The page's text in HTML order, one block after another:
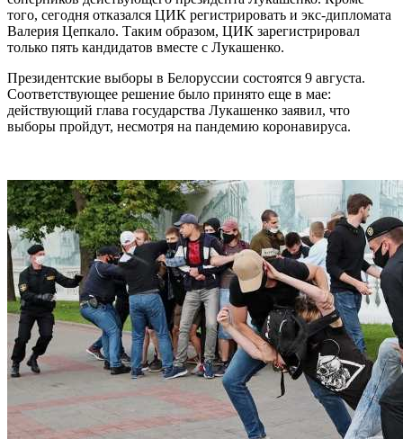
того, сегодня отказался ЦИК регистрировать и экс-дипломата
Валерия Цепкало. Таким образом, ЦИК зарегистрировал
только пять кандидатов вместе с Лукашенко.
Президентские выборы в Белоруссии состоятся 9 августа.
Соответствующее решение было принято еще в мае:
действующий глава государства Лукашенко заявил, что
выборы пройдут, несмотря на пандемию коронавируса.